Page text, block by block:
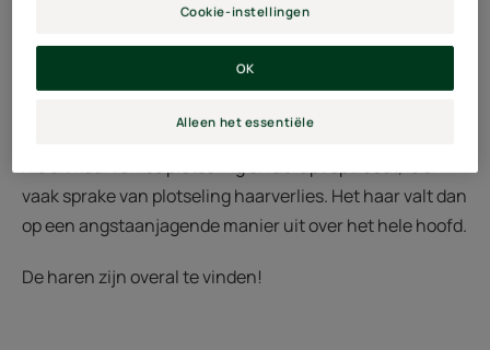
wordt het veroorzaakt door een extern fenomeen dat de
stofwisseling heeft verstoord?
Als dit haarverlies plotseling en abrupt optreedt, is er
vaak sprake van plotseling haarverlies. Het haar valt dan
op een angstaanjagende manier uit over het hele hoofd.
De haren zijn overal te vinden!
Cookie-instellingen
Alleen het essentiële
OK